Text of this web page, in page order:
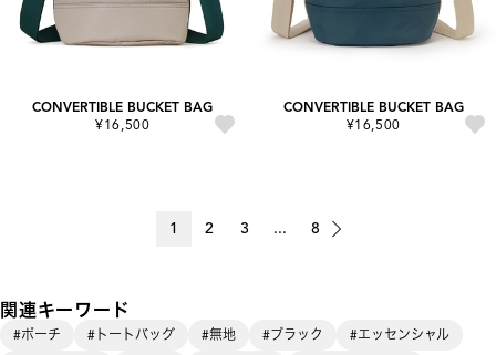
CONVERTIBLE BUCKET BAG
¥16,500
CONVERTIBLE BUCKET BAG
¥16,500
1 2 3 ... 8
関連キーワード
#ポーチ #トートバッグ #無地 #ブラック
#エッセンシャル